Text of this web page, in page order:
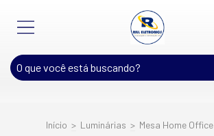
Início > Luminárias > Mesa Home Office